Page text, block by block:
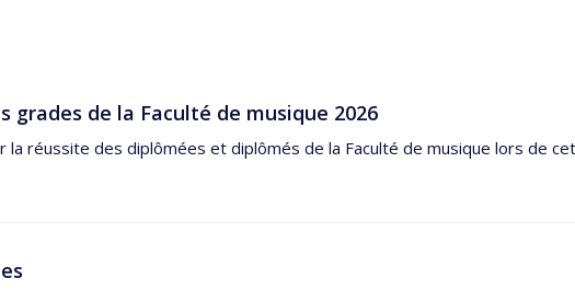
grades de la Faculté de musique 2026
la réussite des diplômées et diplômés de la Faculté de musique lors de